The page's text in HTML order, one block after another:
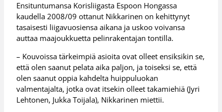
Ensituntumansa Korisliigasta Espoon Hongassa
kaudella 2008/09 ottanut Nikkarinen on kehittynyt
tasaisesti liigavuosiensa aikana ja uskoo voivansa
auttaa maajoukkuetta pelinrakentajan tontilla.
– Kouvoissa tärkeimpiä asioita ovat olleet ensiksikin se,
että olen saanut pelata aika paljon, ja toiseksi se, että
olen saanut oppia kahdelta huippuluokan
valmentajalta, jotka ovat itsekin olleet takamiehiä (Jyri
Lehtonen, Jukka Toijala), Nikkarinen miettii.